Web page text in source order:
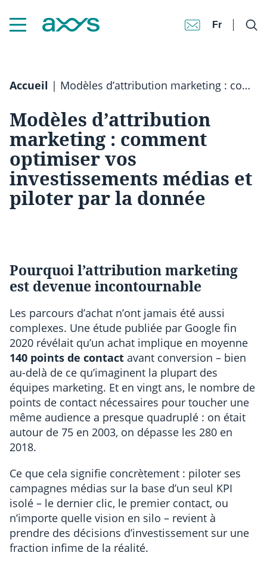
Fr
Accueil | Modèles d’attribution marketing : comment optimiser vos investissements médias et piloter par la donnée
Modèles d’attribution
marketing : comment
optimiser vos
investissements médias et
piloter par la donnée
Pourquoi l’attribution marketing
est devenue incontournable
Les parcours d’achat n’ont jamais été aussi
complexes. Une étude publiée par Google fin
2020 révélait qu’un achat implique en moyenne
140 points de contact avant conversion – bien
au-delà de ce qu’imaginent la plupart des
équipes marketing. Et en vingt ans, le nombre de
points de contact nécessaires pour toucher une
même audience a presque quadruplé : on était
autour de 75 en 2003, on dépasse les 280 en
2018.
Ce que cela signifie concrètement : piloter ses
campagnes médias sur la base d’un seul KPI
isolé – le dernier clic, le premier contact, ou
n’importe quelle vision en silo – revient à
prendre des décisions d’investissement sur une
fraction infime de la réalité.